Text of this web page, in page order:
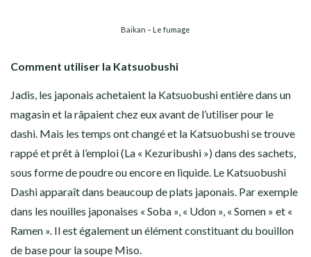
Baikan – Le fumage
Comment utiliser la Katsuobushi
Jadis, les japonais achetaient la Katsuobushi entière dans un
magasin et la râpaient chez eux avant de l’utiliser pour le
dashi. Mais les temps ont changé et la Katsuobushi se trouve
rappé et prêt à l’emploi (La « Kezuribushi ») dans des sachets,
sous forme de poudre ou encore en liquide. Le Katsuobushi
Dashi apparaît dans beaucoup de plats japonais. Par exemple
dans les nouilles japonaises « Soba », « Udon », « Somen » et «
Ramen ». Il est également un élément constituant du bouillon
de base pour la soupe Miso.